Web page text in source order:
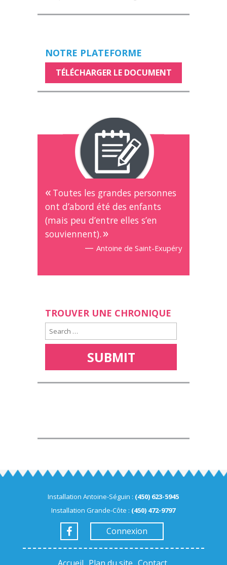
NOTRE PLATEFORME
TÉLÉCHARGER LE DOCUMENT
Toutes les grandes personnes
ont d’abord été des enfants
(mais peu d’entre elles s’en
souviennent).
— Antoine de Saint-Exupéry
TROUVER UNE CHRONIQUE
Installation Antoine-Séguin : (450) 623-5945
Installation Grande-Côte : (450) 472-9797
Connexion